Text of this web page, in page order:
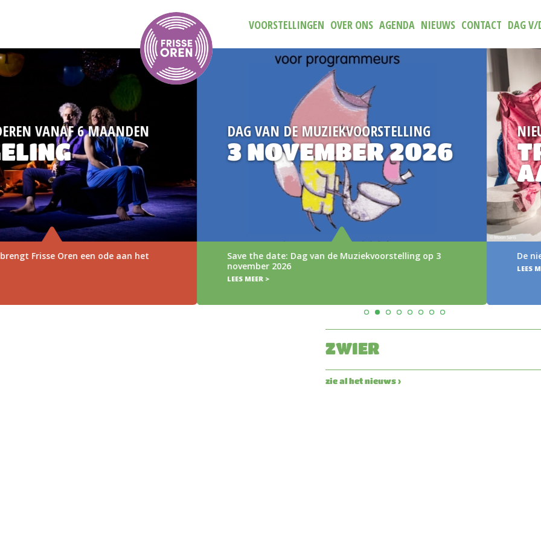
VOORSTELLINGEN OVER ONS AGENDA NIEUWS CONTACT DAG
DAG VAN DE MUZIEKVOORSTELLING
3 NOVEMBER 2026
Save the date: Dag van de Muziekvoorstelling op 3
NIEUW
TRAILER (N)IETS
AAN
De nieuwe trailer van (N)iets aan
ZWIER
zie al het nieuws ›